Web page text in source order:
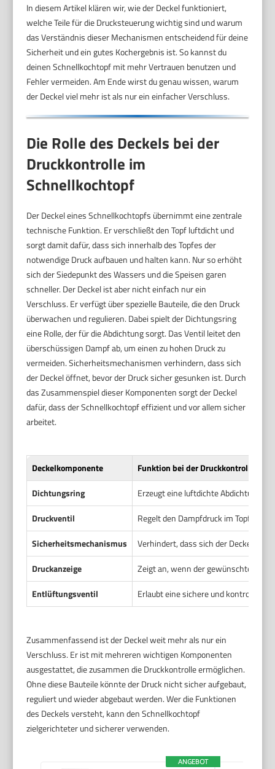
In diesem Artikel klären wir, wie der Deckel funktioniert,
welche Teile für die Drucksteuerung wichtig sind und warum
das Verständnis dieser Mechanismen entscheidend für deine
Sicherheit und ein gutes Kochergebnis ist. So kannst du
deinen Schnellkochtopf mit mehr Vertrauen benutzen und
Fehler vermeiden. Am Ende wirst du genau wissen, warum
der Deckel viel mehr ist als nur ein einfacher Verschluss.
Die Rolle des Deckels bei der
Druckkontrolle im
Schnellkochtopf
Der Deckel eines Schnellkochtopfs übernimmt eine zentrale
technische Funktion. Er verschließt den Topf luftdicht und
sorgt damit dafür, dass sich innerhalb des Topfes der
notwendige Druck aufbauen und halten kann. Nur so erhöht
sich der Siedepunkt des Wassers und die Speisen garen
schneller. Der Deckel ist aber nicht einfach nur ein
Verschluss. Er verfügt über spezielle Bauteile, die den Druck
überwachen und regulieren. Dabei spielt der Dichtungsring
eine Rolle, der für die Abdichtung sorgt. Das Ventil leitet den
überschüssigen Dampf ab, um einen zu hohen Druck zu
vermeiden. Sicherheitsmechanismen verhindern, dass sich
der Deckel öffnet, bevor der Druck sicher gesunken ist. Durch
das Zusammenspiel dieser Komponenten sorgt der Deckel
dafür, dass der Schnellkochtopf effizient und vor allem sicher
arbeitet.
Deckelkomponente
Funktion bei der Druckkontrolle
Dichtungsring
Erzeugt eine luftdichte Abdichtung
Druckventil
Regelt den Dampfdruck im Topf.
Sicherheitsmechanismus
Verhindert, dass sich der Deckel
Druckanzeige
Zeigt an, wenn der gewünschte
Entlüftungsventil
Erlaubt eine sichere und
Zusammenfassend ist der Deckel weit mehr als nur ein
Verschluss. Er ist mit mehreren wichtigen Komponenten
ausgestattet, die zusammen die Druckkontrolle ermöglichen.
Ohne diese Bauteile könnte der Druck nicht sicher aufgebaut,
reguliert und wieder abgebaut werden. Wer die Funktionen
des Deckels versteht, kann den Schnellkochtopf
zielgerichteter und sicherer verwenden.
ANGEBOT